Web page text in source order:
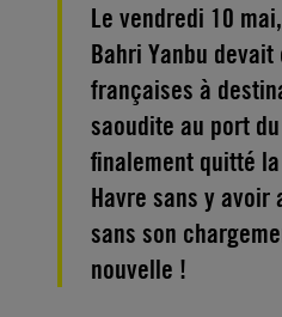
Le vendredi 10
Bahri Yanbu
françaises à
saoudite au port
finalement quitté
Havre sans y
sans son
nouvelle !